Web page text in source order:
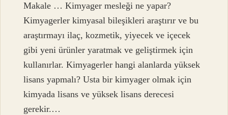
Makale … Kimyager mesleği ne yapar?
Kimyagerler kimyasal bileşikleri araştırır ve bu
araştırmayı ilaç, kozmetik, yiyecek ve içecek
gibi yeni ürünler yaratmak ve geliştirmek için
kullanırlar. Kimyagerler hangi alanlarda yüksek
lisans yapmalı? Usta bir kimyager olmak için
kimyada lisans ve yüksek lisans derecesi
gerekir.…